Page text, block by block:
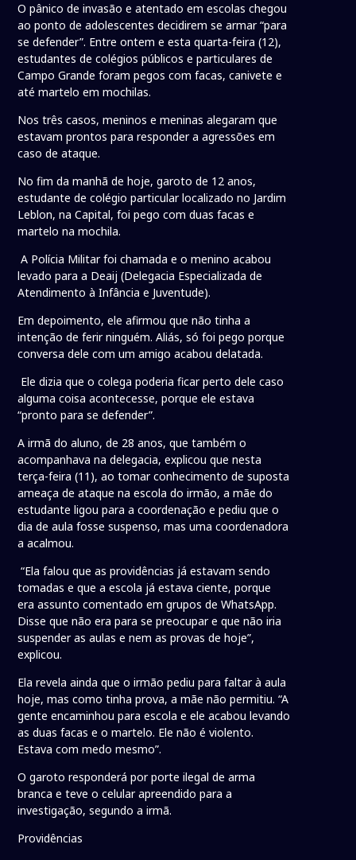
O pânico de invasão e atentado em escolas chegou
ao ponto de adolescentes decidirem se armar “para
se defender”. Entre ontem e esta quarta-feira (12),
estudantes de colégios públicos e particulares de
Campo Grande foram pegos com facas, canivete e
até martelo em mochilas.
Nos três casos, meninos e meninas alegaram que
estavam prontos para responder a agressões em
caso de ataque.
No fim da manhã de hoje, garoto de 12 anos,
estudante de colégio particular localizado no Jardim
Leblon, na Capital, foi pego com duas facas e
martelo na mochila.
A Polícia Militar foi chamada e o menino acabou
levado para a Deaij (Delegacia Especializada de
Atendimento à Infância e Juventude).
Em depoimento, ele afirmou que não tinha a
intenção de ferir ninguém. Aliás, só foi pego porque
conversa dele com um amigo acabou delatada.
Ele dizia que o colega poderia ficar perto dele caso
alguma coisa acontecesse, porque ele estava
“pronto para se defender”.
A irmã do aluno, de 28 anos, que também o
acompanhava na delegacia, explicou que nesta
terça-feira (11), ao tomar conhecimento de suposta
ameaça de ataque na escola do irmão, a mãe do
estudante ligou para a coordenação e pediu que o
dia de aula fosse suspenso, mas uma coordenadora
a acalmou.
“Ela falou que as providências já estavam sendo
tomadas e que a escola já estava ciente, porque
era assunto comentado em grupos de WhatsApp.
Disse que não era para se preocupar e que não iria
suspender as aulas e nem as provas de hoje”,
explicou.
Ela revela ainda que o irmão pediu para faltar à aula
hoje, mas como tinha prova, a mãe não permitiu. “A
gente encaminhou para escola e ele acabou levando
as duas facas e o martelo. Ele não é violento.
Estava com medo mesmo”.
O garoto responderá por porte ilegal de arma
branca e teve o celular apreendido para a
investigação, segundo a irmã.
Providências